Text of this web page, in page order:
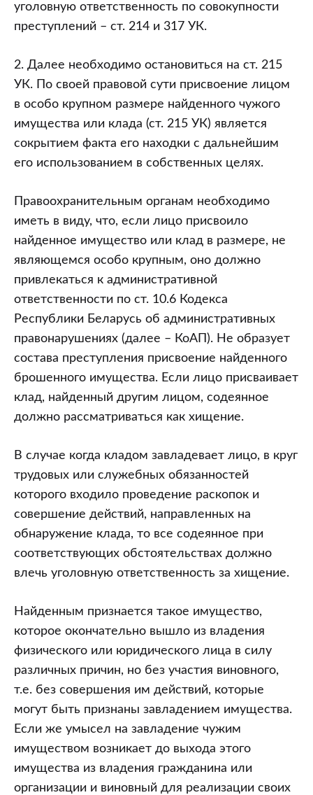
уголовную ответственность по совокупности
преступлений – ст. 214 и 317 УК.
2. Далее необходимо остановиться на ст. 215
УК. По своей правовой сути присвоение лицом
в особо крупном размере найденного чужого
имущества или клада (ст. 215 УК) является
сокрытием факта его находки с дальнейшим
его использованием в собственных целях.
Правоохранительным органам необходимо
иметь в виду, что, если лицо присвоило
найденное имущество или клад в размере, не
являющемся особо крупным, оно должно
привлекаться к административной
ответственности по ст. 10.6 Кодекса
Республики Беларусь об административных
правонарушениях (далее – КоАП). Не образует
состава преступления присвоение найденного
брошенного имущества. Если лицо присваивает
клад, найденный другим лицом, содеянное
должно рассматриваться как хищение.
В случае когда кладом завладевает лицо, в круг
трудовых или служебных обязанностей
которого входило проведение раскопок и
совершение действий, направленных на
обнаружение клада, то все содеянное при
соответствующих обстоятельствах должно
влечь уголовную ответственность за хищение.
Найденным признается такое имущество,
которое окончательно вышло из владения
физического или юридического лица в силу
различных причин, но без участия виновного,
т.е. без совершения им действий, которые
могут быть признаны завладением имущества.
Если же умысел на завладение чужим
имуществом возникает до выхода этого
имущества из владения гражданина или
организации и виновный для реализации своих